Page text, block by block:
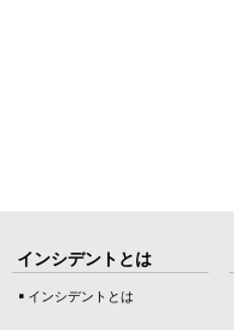
インシデントとは
インシデントとは